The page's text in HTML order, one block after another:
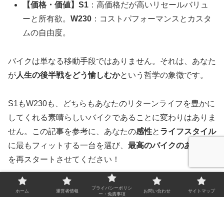
【価格・価値】S1 ：高価格だが高いリセールバリュ
ーと所有欲。W230 ：コストパフォーマンスとカスタ
ムの自由度。
バイクは単なる移動手段ではありません。それは、あなた
が人生の後半戦をどう愉しむかという哲学の象徴です。
S1もW230も、どちらもあなたのリターンライフを豊かに
してくれる素晴らしいバイクであることに変わりはありま
せん。この記事を参考に、あなたの感性と ライフスタイル
に最もフィットする一台を選び、 最高のバイクのある人生
を再スタートさせてください！
ご自身のバイクライフの再スタートについて、何か気にな
ホーム 運営者情報
プライバシーポリシ
ー・免責事項
お問い合わせ サイトマップ